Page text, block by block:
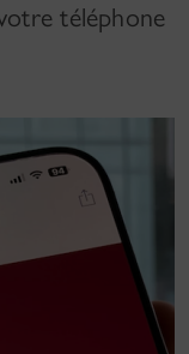
téléphone